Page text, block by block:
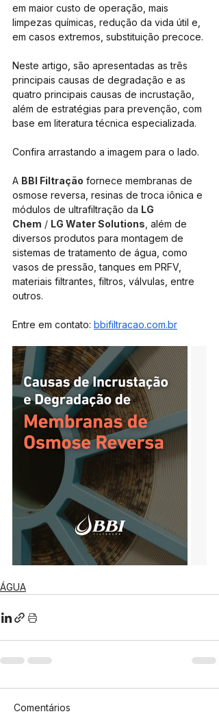
em maior custo de operação, mais
limpezas químicas, redução da vida útil e,
em casos extremos, substituição precoce.
Neste artigo, são apresentadas as três
principais causas de degradação e as
quatro principais causas de incrustação,
além de estratégias para prevenção, com
base em literatura técnica especializada.
Confira arrastando a imagem para o lado.
A BBI Filtração fornece membranas de
osmose reversa, resinas de troca iônica e
módulos de ultrafiltração da LG
Chem / LG Water Solutions , além de
diversos produtos para montagem de
sistemas de tratamento de água, como
vasos de pressão, tanques em PRFV,
materiais filtrantes, filtros, válvulas, entre
outros.
Entre em contato: bbifiltracao.com.br
ÁGUA
Comentários